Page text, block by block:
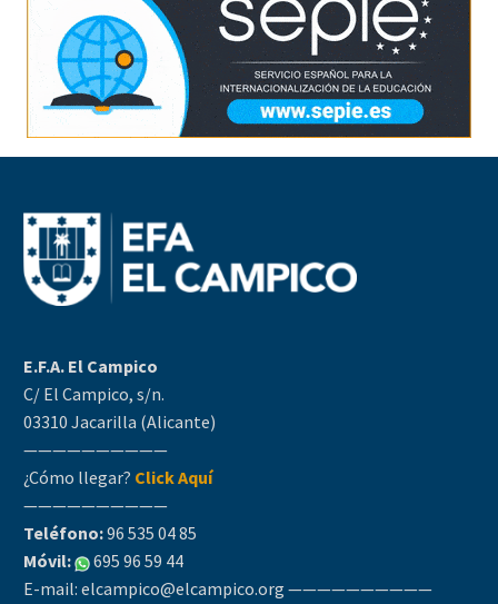
E.F.A. El Campico
C/ El Campico, s/n.
03310 Jacarilla (Alicante)
——————————
¿Cómo llegar? Click Aquí
——————————
Teléfono:96 535 04 85
Móvil:
695 96 59 44
E-mail: elcampico@elcampico.org ——————————